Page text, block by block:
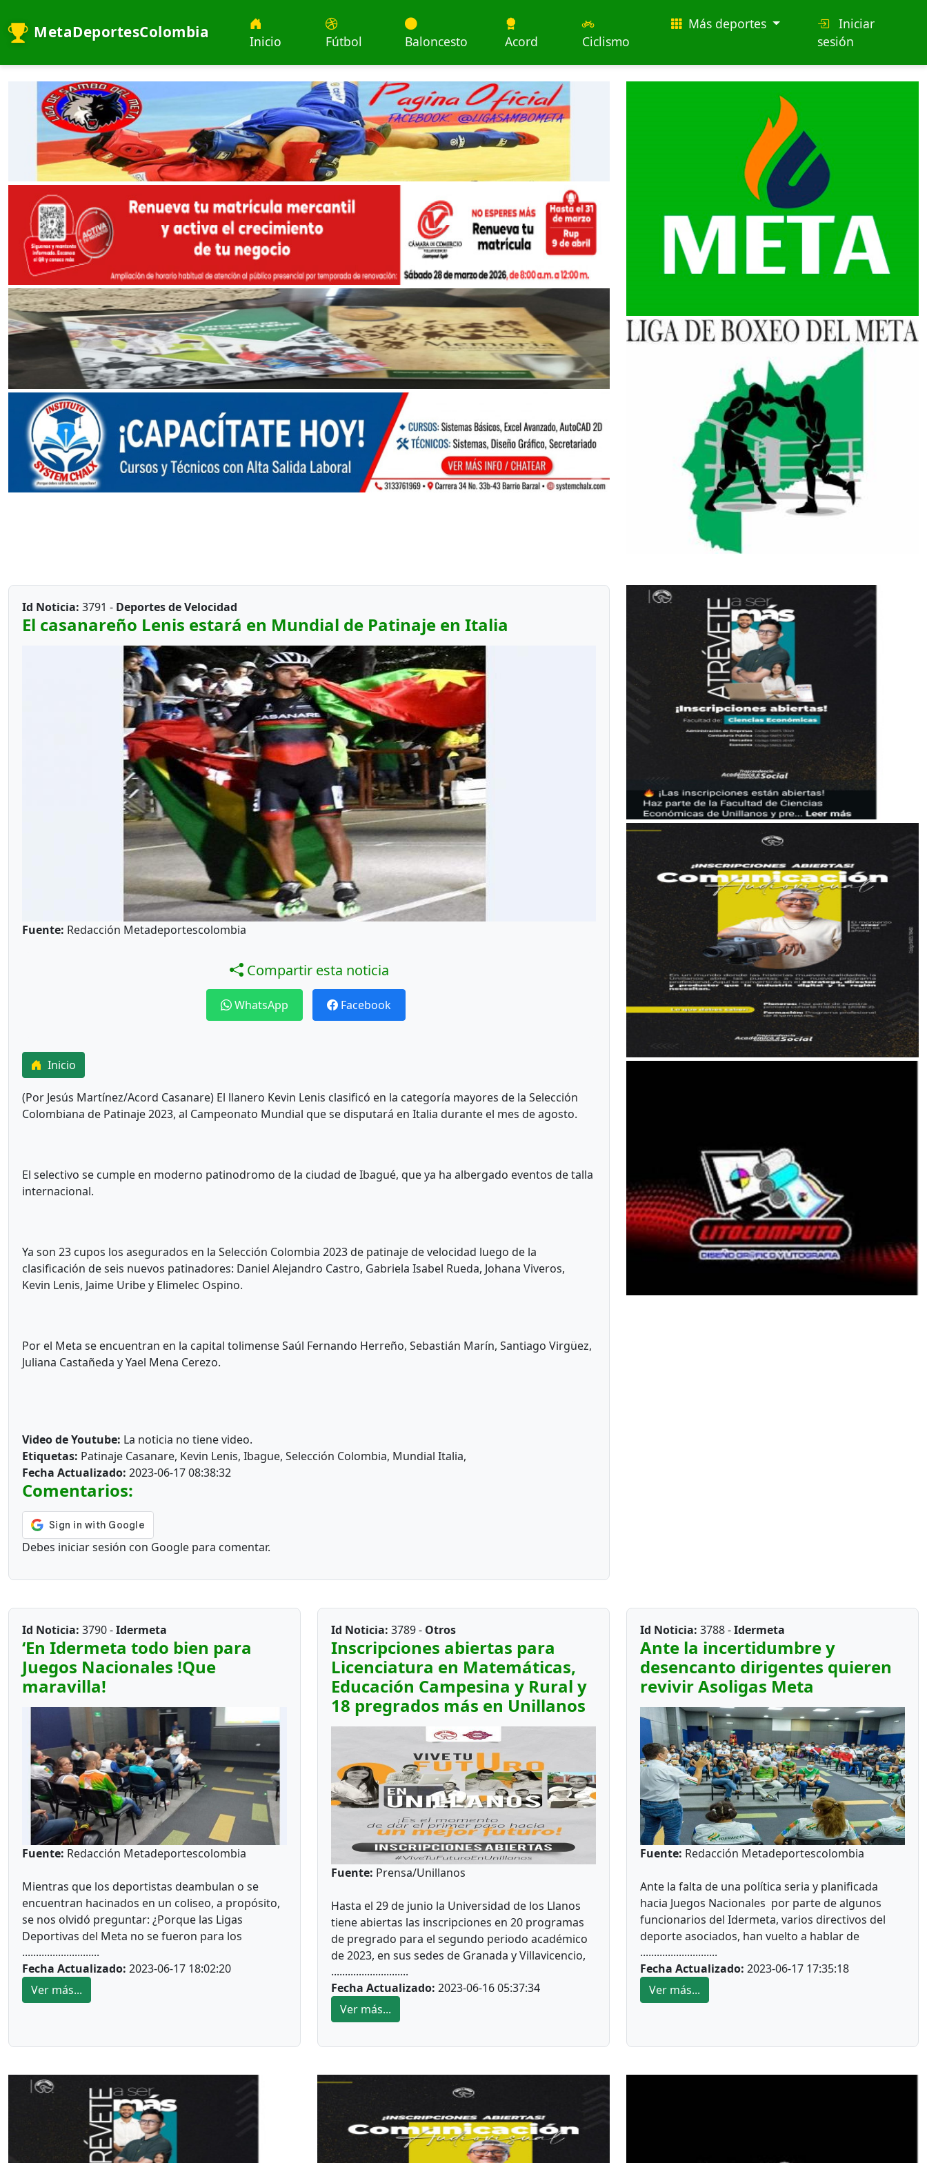
MetaDeportesColombia Inicio Fútbol Baloncesto Acord Ciclismo
Más deportes
Iniciar
sesión
Id Noticia: 3791 - Deportes de Velocidad
El casanareño Lenis estará en Mundial de Patinaje en Italia
Fuente: Redacción Metadeportescolombia
Compartir esta noticia
WhatsApp Facebook
Inicio
(Por Jesús Martínez/Acord Casanare) El llanero Kevin Lenis clasificó en la categoría mayores de la Selección
Colombiana de Patinaje 2023, al Campeonato Mundial que se disputará en Italia durante el mes de agosto.
El selectivo se cumple en moderno patinodromo de la ciudad de Ibagué, que ya ha albergado eventos de talla
internacional.
Ya son 23 cupos los asegurados en la Selección Colombia 2023 de patinaje de velocidad luego de la
clasificación de seis nuevos patinadores: Daniel Alejandro Castro, Gabriela Isabel Rueda, Johana Viveros,
Kevin Lenis, Jaime Uribe y Elimelec Ospino.
Por el Meta se encuentran en la capital tolimense Saúl Fernando Herreño, Sebastián Marín, Santiago Virgüez,
Juliana Castañeda y Yael Mena Cerezo.
Video de Youtube: La noticia no tiene video.
Etiquetas: Patinaje Casanare, Kevin Lenis, Ibague, Selección Colombia, Mundial Italia,
Fecha Actualizado: 2023-06-17 08:38:32
Comentarios:
Debes iniciar sesión con Google para comentar.
Id Noticia: 3790 -Idermeta
‘En Idermeta todo bien para
Juegos Nacionales !Que
maravilla!
Fuente: Redacción Metadeportescolombia
Mientras que los deportistas deambulan o se
encuentran hacinados en un coliseo, a propósito,
se nos olvidó preguntar: ¿Porque las Ligas
Deportivas del Meta no se fueron para los
módulos y escenarios ofrecidos por el Colegio
INEM, ¿Cuál sería el detalle de esa falsa promesa
de traslado?
Los flamantes funcionarios encabezados por
Gilberto Gómez Reyes,a desempeñar el papel de
pacificadores y eficientes, cuando ya les faltan seis
meses y quince días para terminar su lúgubre
periodo. Son más los lunares que los resultados.
............................
Fecha Actualizado: 2023-06-17 18:02:20
Ver más...
Id Noticia: 3789 - Otros
Inscripciones abiertas para
Licenciatura en Matemáticas,
Educación Campesina y Rural y
18 pregrados más en Unillanos
Fuente: Prensa/Unillanos
Hasta el 29 de junio la Universidad de los Llanos
tiene abiertas las inscripciones en 20 programas
de pregrado para el segundo periodo académico
de 2023, en sus sedes de Granada y Villavicencio,
una oportunidad para que los jóvenes metenses
inicien su formación académica en la única
universidad pública de la región acreditada en Alta
Calidad.
Entre los programas ofertados está la
Licenciatura en Matemáticas, una carrera de 10
semestres, modalidad presencial diurna en el
campus Barcelona de Villavicencio, cuyo objetivo
es la formación de docentes de educación básica y
............................
Fecha Actualizado: 2023-06-16 05:37:34
Ver más...
Id Noticia: 3788 -Idermeta
Ante la incertidumbre y
desencanto dirigentes quieren
revivir Asoligas Meta
Fuente: Redacción Metadeportescolombia
Ante la falta de una política seria y planificada
hacia Juegos Nacionales por parte de algunos
funcionarios del Idermeta, varios directivos del
deporte asociados, han vuelto a hablar de
reactivar la Asociación de Ligas Deportivas del
Meta (Asoligas del Meta).
manoseados por el actual Director y Subdirector
para tratar de apaciguar los ánimos con la
............................
Fecha Actualizado: 2023-06-17 17:35:18
Ver más...